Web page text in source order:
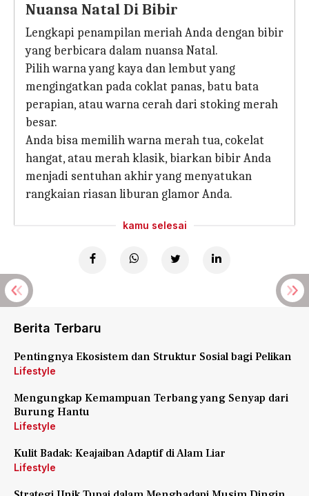
Nuansa Natal Di Bibir
Lengkapi penampilan meriah Anda dengan bibir
yang berbicara dalam nuansa Natal.
Pilih warna yang kaya dan lembut yang
mengingatkan pada coklat panas, batu bata
perapian, atau warna cerah dari stoking merah
besar.
Anda bisa memilih warna merah tua, cokelat
hangat, atau merah klasik, biarkan bibir Anda
menjadi sentuhan akhir yang menyatukan
rangkaian riasan liburan glamor Anda.
kamu selesai
Berita Terbaru
Pentingnya Ekosistem dan Struktur Sosial bagi Pelikan
Lifestyle
Mengungkap Kemampuan Terbang yang Senyap dari
Burung Hantu
Lifestyle
Kulit Badak: Keajaiban Adaptif di Alam Liar
Lifestyle